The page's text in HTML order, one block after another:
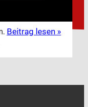
Beitrag lesen »